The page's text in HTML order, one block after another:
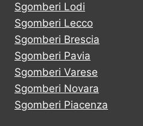
Sgomberi Lodi
Sgomberi Lecco
Sgomberi Brescia
Sgomberi Pavia
Sgomberi Varese
Sgomberi Novara
Sgomberi Piacenza